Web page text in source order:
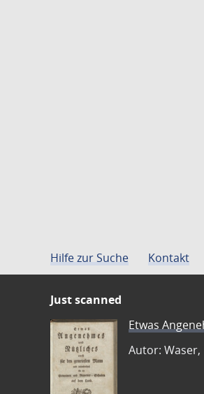
Hilfe zur Suche Kontakt
Just scanned
Etwas
Autor: Waser,